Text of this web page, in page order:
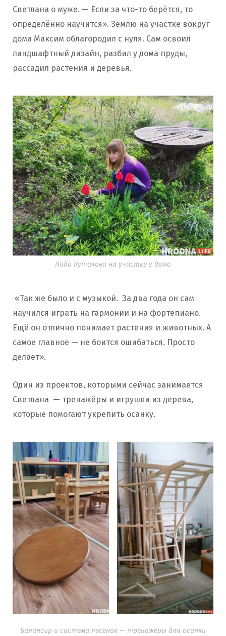
Светлана о муже. — Если за что-то берётся, то
определённо научится». Землю на участке вокруг
дома Максим облагородил с нуля. Сам освоил
ландшафтный дизайн, разбил у дома пруды,
рассадил растения и деревья.
Лада Кутакова на участке у дома
«Так же было и с музыкой. За два года он сам
научился играть на гармонии и на фортепиано.
Ещё он отлично понимает растения и животных. А
самое главное — не боится ошибаться. Просто
делает».
Один из проектов, которыми сейчас занимается
Светлана — тренажёры и игрушки из дерева,
которые помогают укрепить осанку.
Балансир и система лесенок — тренажеры для осанки